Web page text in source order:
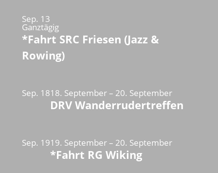
Sep. 13
Ganztägig
*Fahrt SRC Friesen (Jazz &
Rowing)
Sep. 1818. September– 20. September
DRV Wanderrudertreffen
Sep. 1919. September– 20. September
*Fahrt RG Wiking